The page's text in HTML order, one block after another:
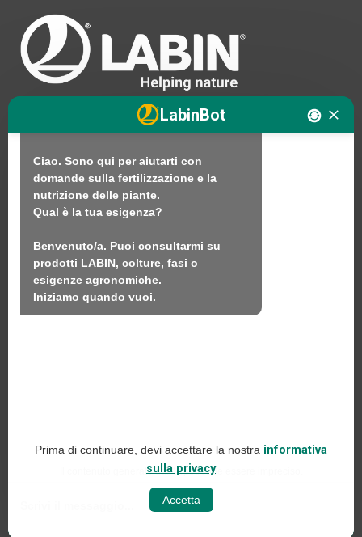
Noi
Prodotti
Contatto
LABIN PRODUCTS S.L.
Politica sui social media
Informativa sulla privacy del web
LabinBot
Ciao. Sono LABINbot, l'assistente
tecnico di nutrizione vegetale di
Come posso aiutarti?
Ciao. Sono qui per aiutarti con
domande sulla fertilizzazione e la
nutrizione delle piante.
Qual è la tua esigenza?
Benvenuto/a. Puoi consultarmi su
prodotti LABIN, colture, fasi o
esigenze agronomiche.
Iniziamo quando vuoi.
Il contenuto generato dall'IA potrebbe essere impreciso.
Prima di continuare, devi accettare la nostra informativa
sulla privacy
Accetta